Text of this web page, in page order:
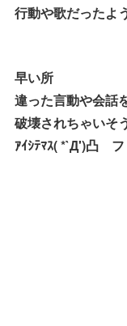
行動や歌だったよ
早い所
違った言動や会話
破壊されちゃいそ
ｱｲｼﾃﾏｽ( *`Д')凸 フ